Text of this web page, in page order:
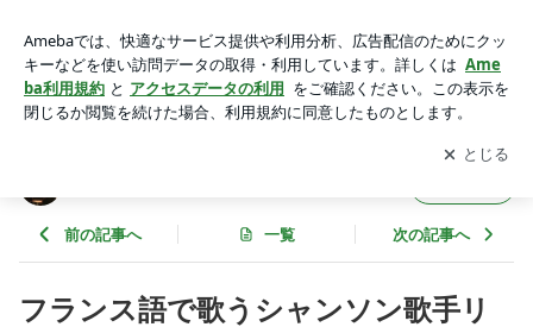
やきホール古賀政男記念館にて | Lili Ley ブログ
アプリをダウンロードして ブログの更新通知
を受け取りまし
ょう。
開く
前の記事へ 一覧 次の記事へ
フランス語で歌うシャンソン歌手リ